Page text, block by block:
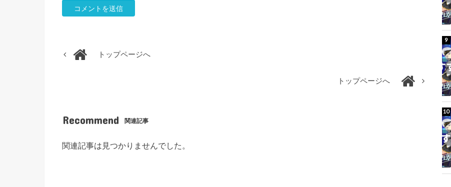
トップページへ
トップページへ
Recommend 関連記事
関連記事は見つかりませんでした。